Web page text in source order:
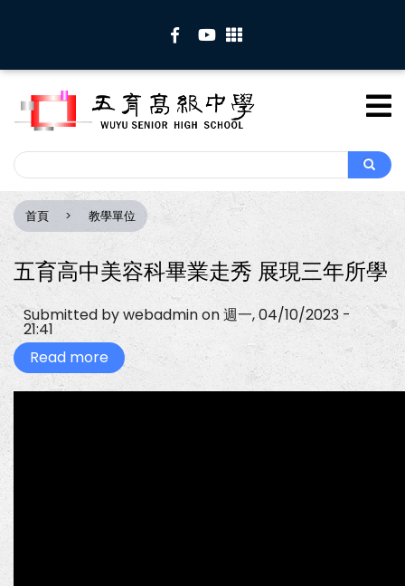
內
Search
Search
導
航
連
結
首頁 教學單位
五育高中美容科畢業走秀 展現三年所學
Submitted bywebadminon週一, 04/10/2023 -
21:41
Read more about
五
育